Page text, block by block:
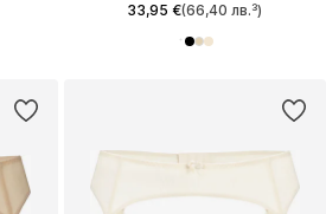
33,95 €(66,40 лв.³)